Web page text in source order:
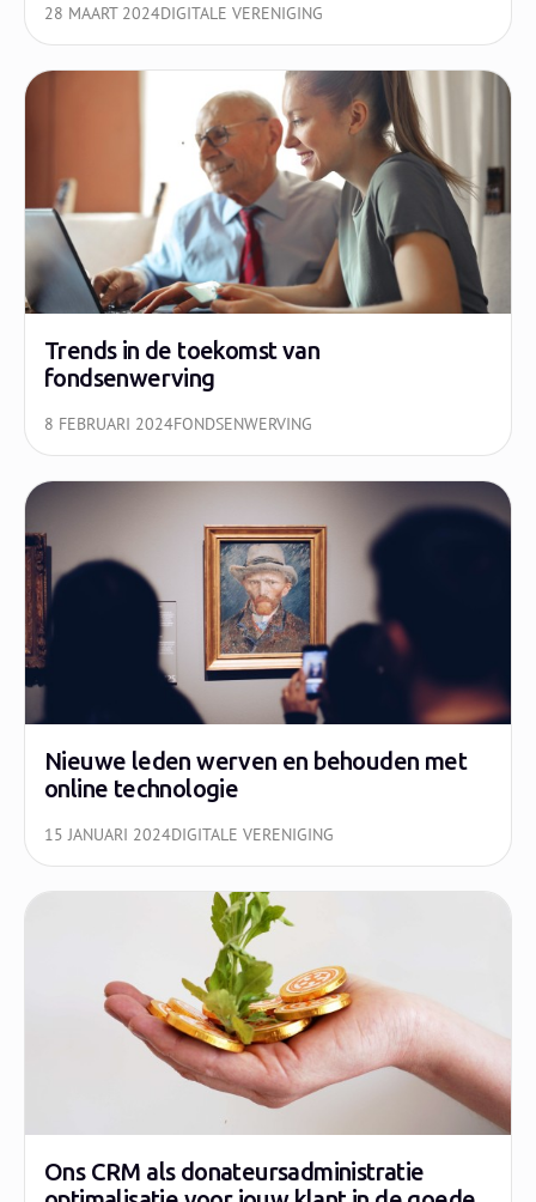
28 MAART 2024DIGITALE VERENIGING
Trends in de toekomst van
fondsenwerving
8 FEBRUARI 2024FONDSENWERVING
Nieuwe leden werven en behouden met
online technologie
15 JANUARI 2024DIGITALE VERENIGING
Ons CRM als donateursadministratie